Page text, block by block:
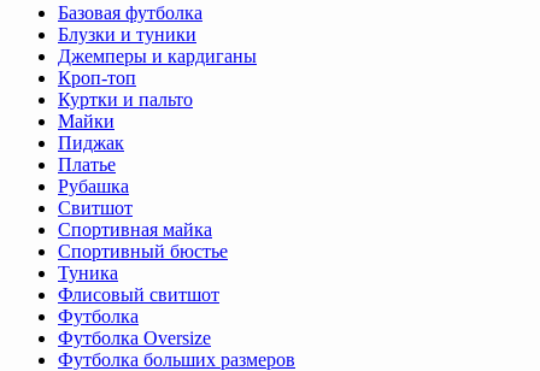
Базовая футболка
Блузки и туники
Джемперы и кардиганы
Кроп-топ
Куртки и пальто
Майки
Пиджак
Платье
Рубашка
Свитшот
Спортивная майка
Спортивный бюстье
Туника
Флисовый свитшот
Футболка
Футболка Oversize
Футболка больших размеров